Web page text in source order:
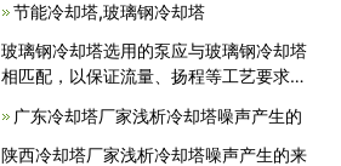
节能冷却塔,玻璃钢冷却塔
玻璃钢冷却塔选用的泵应与玻璃钢冷却塔
相匹配，以保证流量、扬程等工艺要求。
定、耐用、耐腐蚀、装配配合准确。2、
均匀布水、少壁流、喷淋装置选择合<
广东冷却塔厂家浅析冷却塔噪声产生的
陕西冷却塔厂家浅析冷却塔噪声产生的来